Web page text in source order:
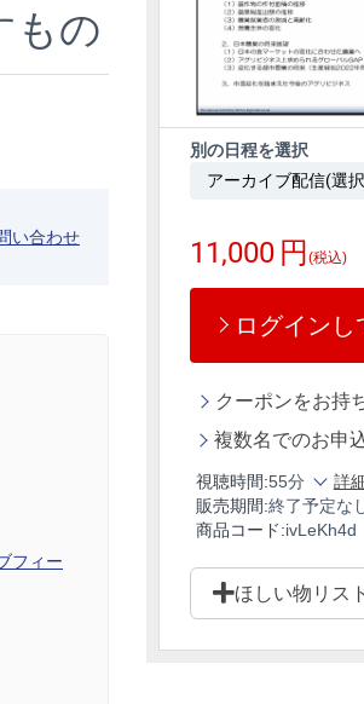
もの
別の日程を選択
11,000 円(税込)
ログインし
クーポンをお持
複数名でのお申
視聴時間:55分
詳
販売期間:終了予定な
商品コード:ivLeKh4d
ほしい物リス
い合わせ
フィー